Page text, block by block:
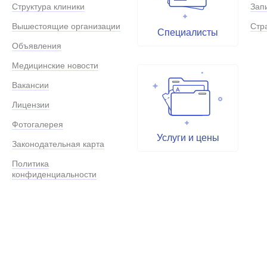
Структура клиники
Вышестоящие организации
Объявления
Медицинские новости
Вакансии
Лицензии
Фотогалерея
Законодательная карта
Политика
конфиденциальности
Специалисты
Услуги и цены